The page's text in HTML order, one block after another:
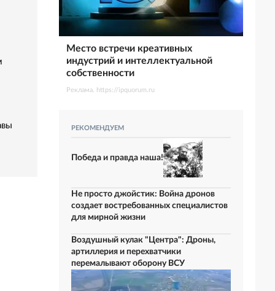
Место встречи креативных
индустрий и интеллектуальной
собственности
Реклама. https://ipquorum.ru
РЕКОМЕНДУЕМ
Победа и правда наша!
Не просто джойстик: Война дронов
создает востребованных специалистов
для мирной жизни
Воздушный кулак "Центра": Дроны,
артиллерия и перехватчики
перемалывают оборону ВСУ